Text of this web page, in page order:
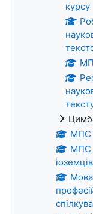
курсу
МПС
МПС
Мова